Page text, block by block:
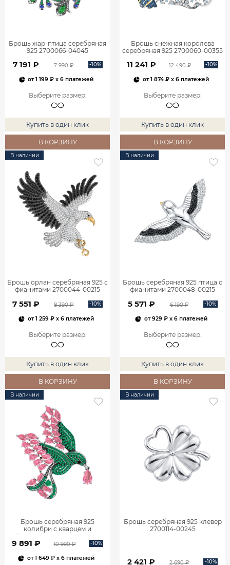
Брошь жар-птица серебряная
925 2700066-04045
7 191 ₽ 7 990 ₽ -10%
от1 199 ₽ x 6 платежей
Выберите размер:
Купить в один клик
В КОРЗИНУ
Брошь снежная королева
серебряная 925 2700060-00355
11 241 ₽ 12 490 ₽ -10%
от1 874 ₽x 6 платежей
Выберите размер:
Купить в один клик
В КОРЗИНУ
В наличии
Брошь орлан серебряная 925 с
фианитами 2700044-00215
7 551 ₽ 8 390 ₽ -10%
от1 259 ₽x 6 платежей
Выберите размер:
Купить в один клик
В КОРЗИНУ
В наличии
Брошь серебряная 925 птица с
фианитами 2700048-00215
5 571 ₽ 6 190 ₽ -10%
от929 ₽x 6 платежей
Выберите размер:
Купить в один клик
В КОРЗИНУ
В наличии
Брошь серебряная 925
колибри с кварцем и
фианитами 2700093-04775
9 891 ₽ 10 990 ₽ -10%
от1 649 ₽x 6 платежей
В наличии
Брошь серебряная 925 клевер
2700114-00245
2 421 ₽ 2 690 ₽ -10%